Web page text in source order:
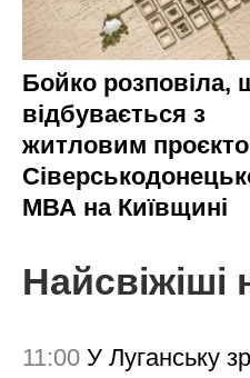
Бойко розповіла,
відбувається з
житловим
МВА на Київщині
Найсвіжіші
11:00 У Луганську